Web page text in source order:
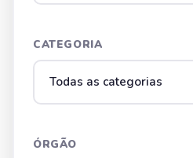
CATEGORIA
ÓRGÃO